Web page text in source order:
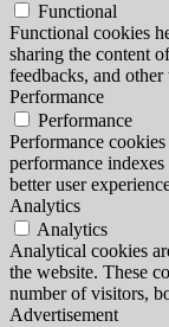
Functional
Functional cookies
sharing the content
feedbacks, and
Performance
Performance
Performance
performance
better user
Analytics
Analytics
Analytical cookies
the website. These
number of visitors,
Advertisement